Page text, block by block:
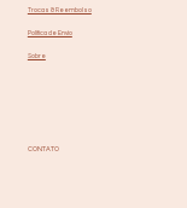
Trocas & Reembolso
Política de Envio
Sobre
CONTATO